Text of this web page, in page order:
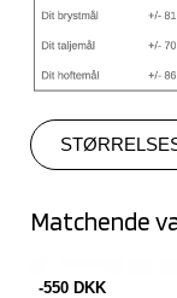
Matchende
-550 DKK